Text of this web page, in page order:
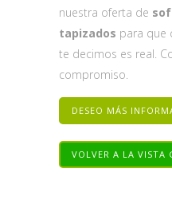
nuestra oferta de
tapizados para que
te decimos es real.
compromiso.
DESEO MÁS
VOLVER A LA VISTA